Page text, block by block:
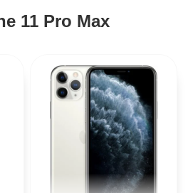
11 Pro Max